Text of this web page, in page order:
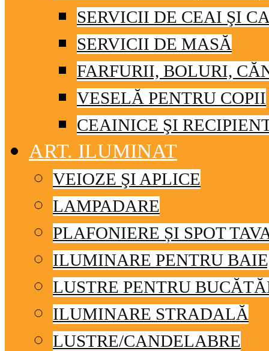
SERVICII DE CEAI ŞI
SERVICII DE MASĂ
FARFURII, BOLURI,
VESELĂ PENTRU COPII
CEAINICE ŞI
ART. ILUMINAT
VEIOZE ŞI APLICE
LAMPADARE
PLAFONIERE ȘI SPOT
ILUMINARE PENTRU
LUSTRE PENTRU
ILUMINARE STRADALĂ
LUSTRE/CANDELABRE